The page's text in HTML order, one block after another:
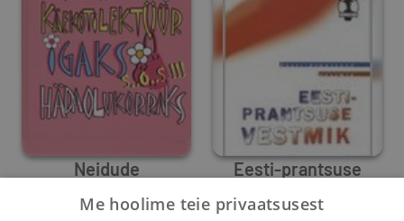
Neidude
käekotilektüür igaks
Eesti-prantsuse
vestmik
Me hoolime teie privaatsusest